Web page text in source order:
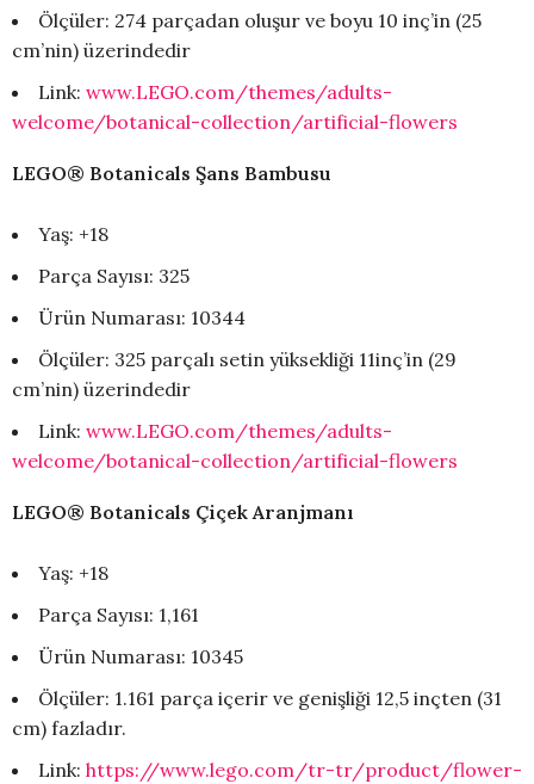
Ölçüler: 274 parçadan oluşur ve boyu 10 inç’in (25
cm’nin) üzerindedir
Link: www.LEGO.com/themes/adults-
welcome/botanical-collection/artificial-flowers
LEGO® Botanicals Şans Bambusu
Yaş: +18
Parça Sayısı: 325
Ürün Numarası: 10344
Ölçüler: 325 parçalı setin yüksekliği 11inç’in (29
cm’nin) üzerindedir
Link: www.LEGO.com/themes/adults-
welcome/botanical-collection/artificial-flowers
LEGO® Botanicals Çiçek Aranjmanı
Yaş: +18
Parça Sayısı: 1,161
Ürün Numarası: 10345
Ölçüler: 1.161 parça içerir ve genişliği 12,5 inçten (31
cm) fazladır.
Link: https://www.lego.com/tr-tr/product/flower-